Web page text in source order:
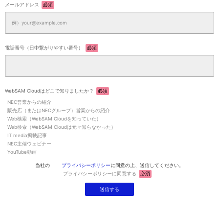
メールアドレス 必須
電話番号（日中繋がりやすい番号） 必須
WebSAM Cloudはどこで知りましたか？ 必須
NEC営業からの紹介
販売店（またはNECグループ）営業からの紹介
Web検索（WebSAM Cloudを知っていた）
Web検索（WebSAM Cloudは元々知らなかった）
IT media掲載記事
NEC主催ウェビナー
YouTube動画
当社の プライバシーポリシーに同意の上、送信してください。
プライバシーポリシーに同意する
必須